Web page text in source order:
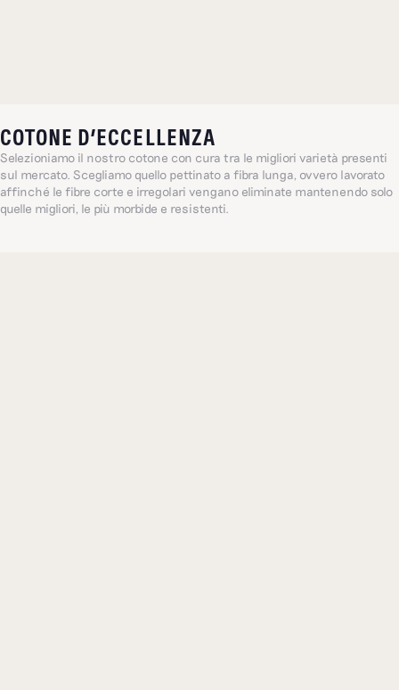
COTONE D’ECCELLENZA
Selezioniamo il nostro cotone con cura tra le migliori varietà presenti
sul mercato. Scegliamo quello pettinato a fibra lunga, ovvero lavorato
affinché le fibre corte e irregolari vengano eliminate mantenendo solo
quelle migliori, le più morbide e resistenti.